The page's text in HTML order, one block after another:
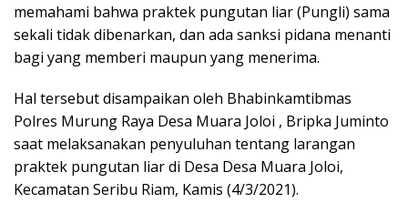
memahami bahwa praktek pungutan liar (Pungli) sama
sekali tidak dibenarkan, dan ada sanksi pidana menanti
bagi yang memberi maupun yang menerima.
Hal tersebut disampaikan oleh Bhabinkamtibmas
Polres Murung Raya Desa Muara Joloi , Bripka Juminto
saat melaksanakan penyuluhan tentang larangan
praktek pungutan liar di Desa Desa Muara Joloi,
Kecamatan Seribu Riam, Kamis (4/3/2021).